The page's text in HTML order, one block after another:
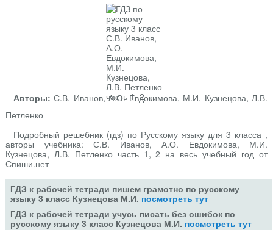
Авторы:С.В. Иванов, А.О. Евдокимова, М.И. Кузнецова, Л.В.
Петленко
Подробный решебник (гдз) по Русскому языку для 3 класса ,
авторы учебника: С.В. Иванов, А.О. Евдокимова, М.И.
Кузнецова, Л.В. Петленко часть 1, 2 на весь учебный год от
Спиши.нет
ГДЗ к рабочей тетради пишем грамотно по русскому
языку 3 класс Кузнецова М.И. посмотреть тут
ГДЗ к рабочей тетради учусь писать без ошибок по
русскому языку 3 класс Кузнецова М.И. посмотреть тут